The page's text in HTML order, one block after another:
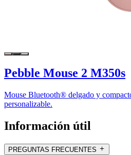
Pebble Mouse 2 M350s
Mouse Bluetooth® delgado y
personalizable.
Información útil
PREGUNTAS FRECUENTES